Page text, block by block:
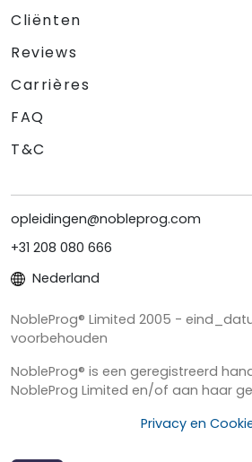
Cliënten
Reviews
Carrières
FAQ
T&C
opleidingen@nobleprog.com
+31 208 080 666
Nederland
NobleProg® Limited 2005 -
voorbehouden
NobleProg® is een geregistreerd
NobleProg Limited en/of aan haar
Privacy en